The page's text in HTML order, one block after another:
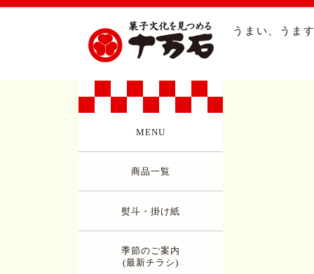
うまい、うま
MENU
商品一覧
熨斗・掛け紙
季節のご案内
(最新チラシ)